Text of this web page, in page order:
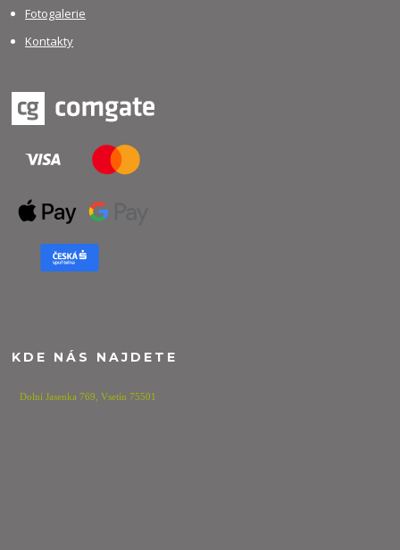
Fotogalerie
Kontakty
KDE NÁS NAJDETE
Dolní Jasenka 769,Vsetín 75501